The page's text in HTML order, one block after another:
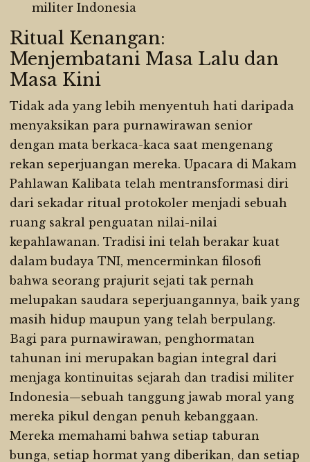
militer Indonesia
Ritual Kenangan:
Menjembatani Masa Lalu dan
Masa Kini
Tidak ada yang lebih menyentuh hati daripada
menyaksikan para purnawirawan senior
dengan mata berkaca-kaca saat mengenang
rekan seperjuangan mereka. Upacara di Makam
Pahlawan Kalibata telah mentransformasi diri
dari sekadar ritual protokoler menjadi sebuah
ruang sakral penguatan nilai-nilai
kepahlawanan. Tradisi ini telah berakar kuat
dalam budaya TNI, mencerminkan filosofi
bahwa seorang prajurit sejati tak pernah
melupakan saudara seperjuangannya, baik yang
masih hidup maupun yang telah berpulang.
Bagi para purnawirawan, penghormatan
tahunan ini merupakan bagian integral dari
menjaga kontinuitas sejarah dan tradisi militer
Indonesia—sebuah tanggung jawab moral yang
mereka pikul dengan penuh kebanggaan.
Mereka memahami bahwa setiap taburan
bunga, setiap hormat yang diberikan, dan setiap